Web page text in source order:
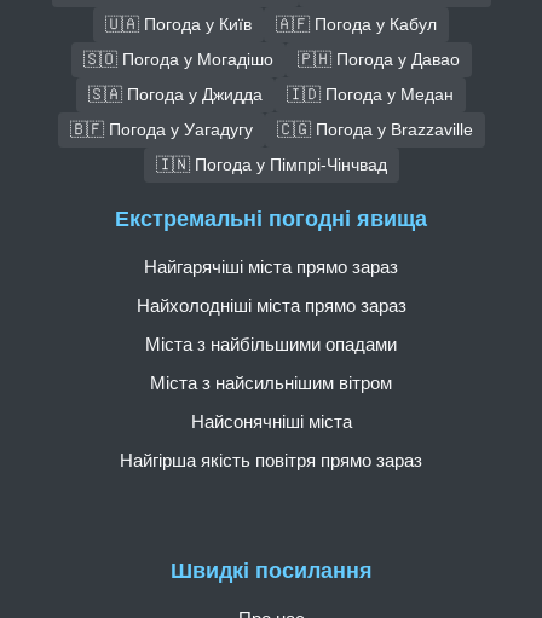
🇺🇦 Погода у Київ
🇦🇫 Погода у Кабул
🇸🇴 Погода у Могадішо
🇵🇭 Погода у Давао
🇸🇦 Погода у Джидда
🇮🇩 Погода у Медан
🇧🇫 Погода у Уагадугу
🇨🇬 Погода у Brazzaville
🇮🇳 Погода у Пімпрі-Чінчвад
Швидкі посилання
Екстремальні погодні явища
Найгарячіші міста прямо зараз
Найхолодніші міста прямо зараз
Міста з найбільшими опадами
Міста з найсильнішим вітром
Найсонячніші міста
Найгірша якість повітря прямо зараз